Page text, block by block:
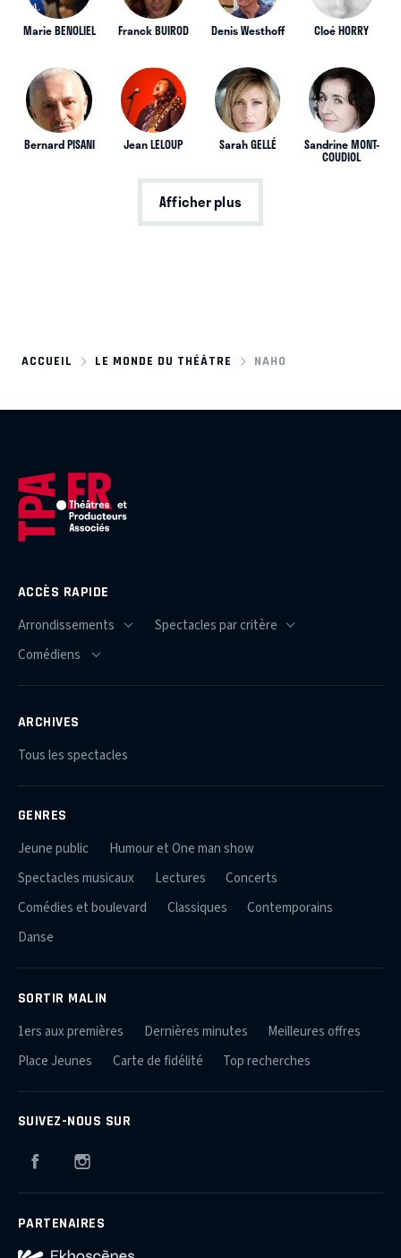
Marie BENOLIEL Franck BUIROD Denis Westhoff Cloé HORRY
Bernard PISANI Jean LELOUP Sarah GELLÉ Sandrine MONT-
COUDIOL
Afficher plus
ACCUEIL LE MONDE DU THÉÂTRE NAHO
ACCÈS RAPIDE
ARCHIVES
Tous les spectacles
GENRES
Jeune public
Humour et One man show
Spectacles musicaux
Lectures
Concerts
Comédies et boulevard
Classiques
Contemporains
Danse
SORTIR MALIN
1ers aux premières Dernières minutes
Meilleures offres
Place Jeunes
Carte de fidélité Top recherches
SUIVEZ-NOUS SUR
Facebook
PARTENAIRES